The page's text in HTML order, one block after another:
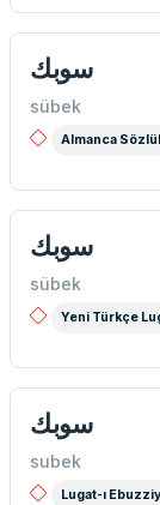
سوبك
sübek
Almanca
سوبك
sübek
Yeni Türkçe
سوبك
subek
Lugat-ı